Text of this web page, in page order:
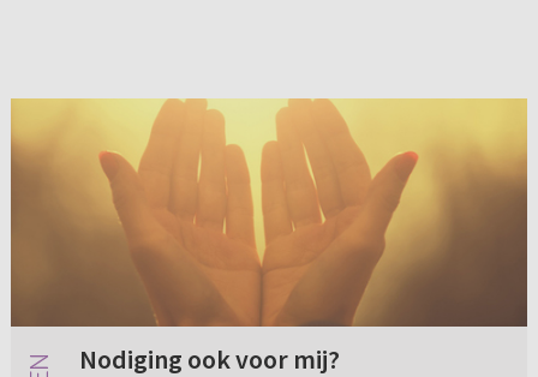
Nodiging ook voor mij?